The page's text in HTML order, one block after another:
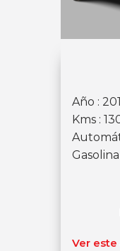
Año :
Kms :
Gasolina
Ver